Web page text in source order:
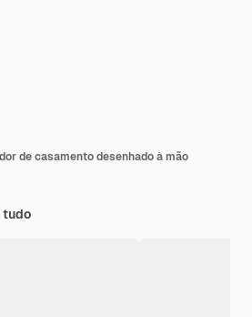
de casamento desenhado à mão
tudo